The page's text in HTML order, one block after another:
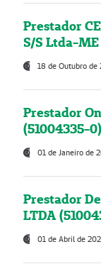
Prestador
S/S Ltda-
18 de Outubro de
Prestador
(51004335-0)
01 de Janeiro de
Prestador
LTDA
01 de Abril de